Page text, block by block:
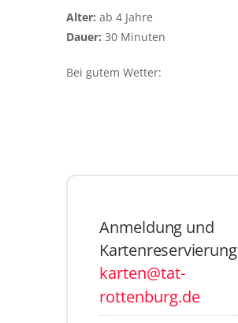
Alter: ab 4 Jahre
Dauer: 30 Minuten
Bei gutem Wetter:
Anmeldung und
Kartenreservierung
karten@tat-
rottenburg.de